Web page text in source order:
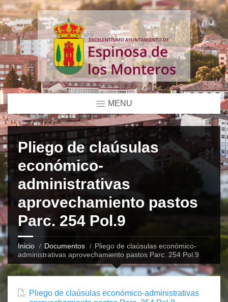
MENU
Pliego de claúsulas
económico-
administrativas
aprovechamiento pastos
Parc. 254 Pol.9
Inicio Documentos
Pliego de claúsulas económico-
administrativas aprovechamiento pastos Parc. 254 Pol.9
Pliego de claúsulas económico-administrativas